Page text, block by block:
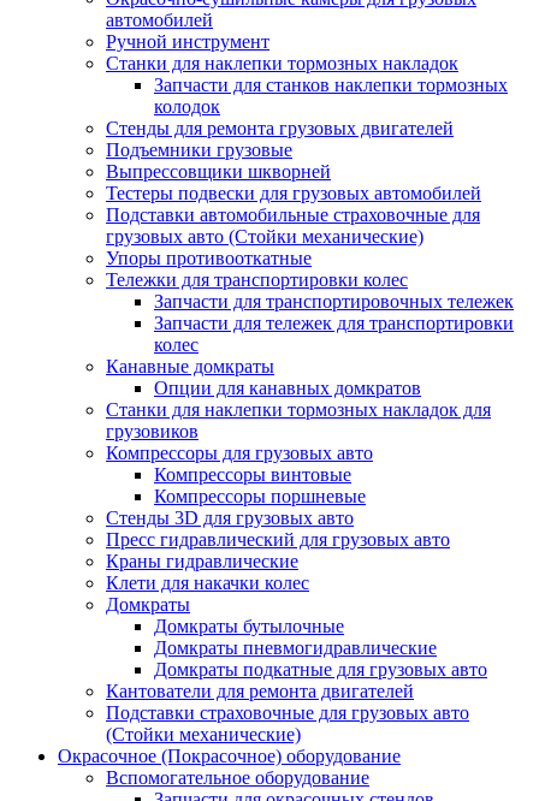
автомобилей
Ручной инструмент
Станки для наклепки тормозных накладок
Запчасти для станков наклепки тормозных
колодок
Стенды для ремонта грузовых двигателей
Подъемники грузовые
Выпрессовщики шкворней
Тестеры подвески для грузовых автомобилей
Подставки автомобильные страховочные для
грузовых авто (Стойки механические)
Упоры противооткатные
Тележки для транспортировки колес
Запчасти для транспортировочных тележек
Запчасти для тележек для транспортировки
колес
Канавные домкраты
Опции для канавных домкратов
Станки для наклепки тормозных накладок для
грузовиков
Компрессоры для грузовых авто
Компрессоры винтовые
Компрессоры поршневые
Стенды 3D для грузовых авто
Пресс гидравлический для грузовых авто
Краны гидравлические
Клети для накачки колес
Домкраты
Домкраты бутылочные
Домкраты пневмогидравлические
Домкраты подкатные для грузовых авто
Кантователи для ремонта двигателей
Подставки страховочные для грузовых авто
(Стойки механические)
Окрасочное (Покрасочное) оборудование
Вспомогательное оборудование